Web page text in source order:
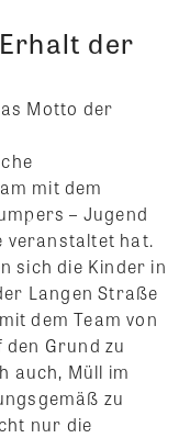
der
Motto der
mit dem
– Jugend
veranstaltet hat.
sich die Kinder in
Langen Straße
dem Team von
Grund zu
auch, Müll im
zu
nur die